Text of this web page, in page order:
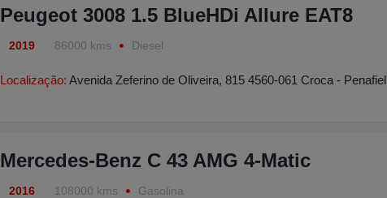
Peugeot 3008 1.5 BlueHDi Allure EAT8
2019 86000 kms Diesel
Localização: Avenida Zeferino de Oliveira, 815 4560-061 Croca - Penafiel
Mercedes-Benz C 43 AMG 4-Matic
2016 108000 kms Gasolina